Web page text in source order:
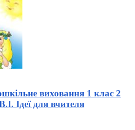
виховання 1 клас 2
Ідеї для вчителя